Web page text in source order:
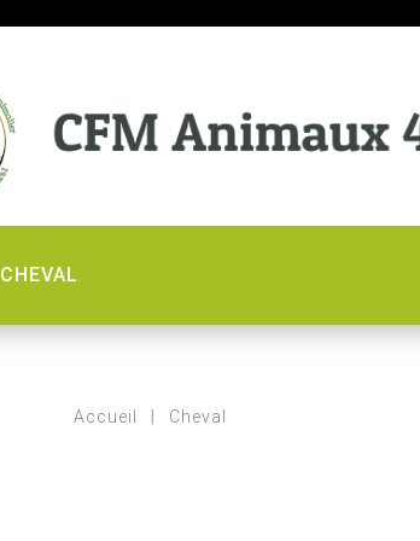
CHEVAL
Accueil Cheval